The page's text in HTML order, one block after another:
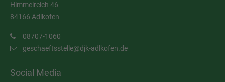
Himmelreich 46
84166 Adlkofen
08707-1060
geschaeftsstelle@djk-adlkofen.de
Social Media